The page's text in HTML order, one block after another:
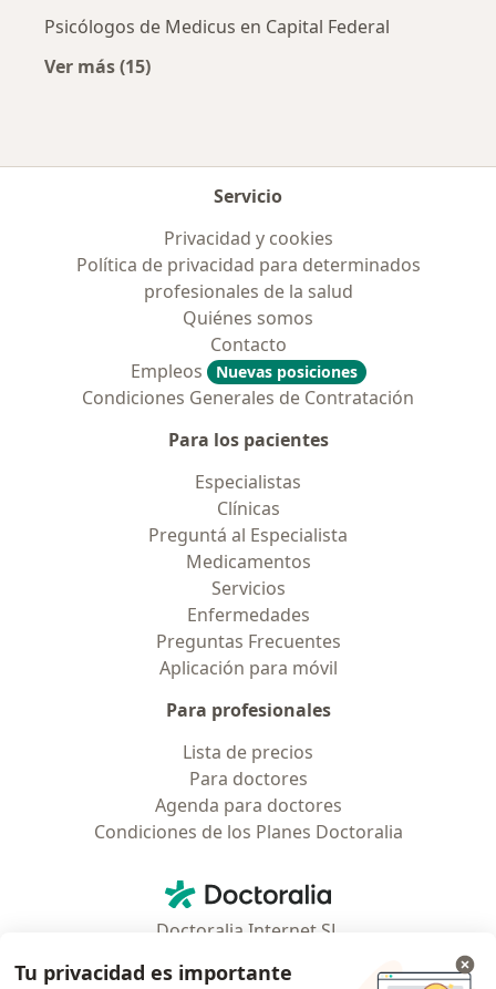
Psicólogos de Medicus en Capital Federal
Ver más (15)
Servicio
Privacidad y cookies
Política de privacidad para determinados
profesionales de la salud
Quiénes somos
Contacto
Empleos
Nuevas posiciones
Condiciones Generales de Contratación
Para los pacientes
Especialistas
Clínicas
Preguntá al Especialista
Medicamentos
Servicios
Enfermedades
Preguntas Frecuentes
Aplicación para móvil
Para profesionales
Lista de precios
Para doctores
Agenda para doctores
Condiciones de los Planes Doctoralia
Doctoralia - Página de inicio
Doctoralia Internet SL
08019 Barcelona, Spain
Tu privacidad es importante